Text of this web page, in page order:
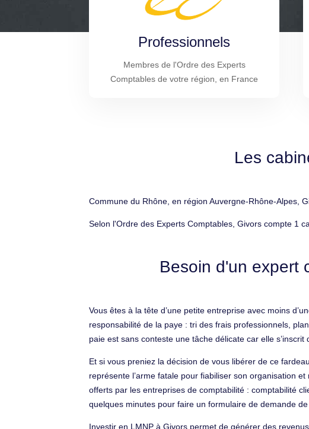
Professionnels
Membres de l'Ordre des Experts
Comptables de votre région, en France
Les
Commune du Rhône, en région Auvergne-Rhône-Alpes,
Selon l'Ordre des Experts Comptables, Givors compte 1
Besoin d'un expert
Vous êtes à la tête d’une petite entreprise avec moins
responsabilité de la paye : tri des frais professionnels,
paie est sans conteste une tâche délicate car elle
Et si vous preniez la décision de vous libérer de ce
représente l’arme fatale pour fiabiliser son organisation
offerts par les entreprises de comptabilité : comptabilité
quelques minutes pour faire un formulaire de demande
Investir en LMNP à Givors permet de générer des